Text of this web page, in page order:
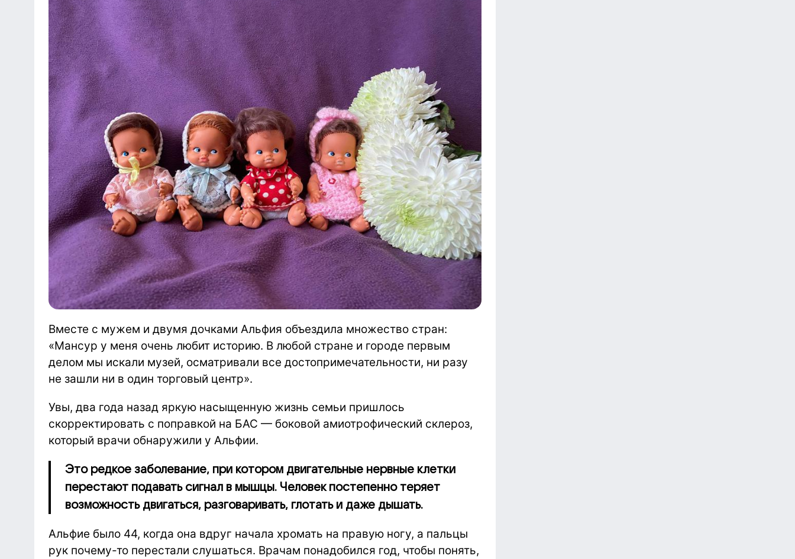
Вместе с мужем и двумя дочками Альфия объездила множество стран:
«Мансур у меня очень любит историю. В любой стране и городе первым
делом мы искали музей, осматривали все достопримечательности, ни разу
не зашли ни в один торговый центр».
Увы, два года назад яркую насыщенную жизнь семьи пришлось
скорректировать с поправкой на БАС — боковой амиотрофический склероз,
который врачи обнаружили у Альфии.
Это редкое заболевание, при котором двигательные нервные клетки
перестают подавать сигнал в мышцы. Человек постепенно теряет
возможность двигаться, разговаривать, глотать и даже дышать.
Альфие было 44, когда она вдруг начала хромать на правую ногу, а пальцы
рук почему-то перестали слушаться. Врачам понадобился год, чтобы понять,